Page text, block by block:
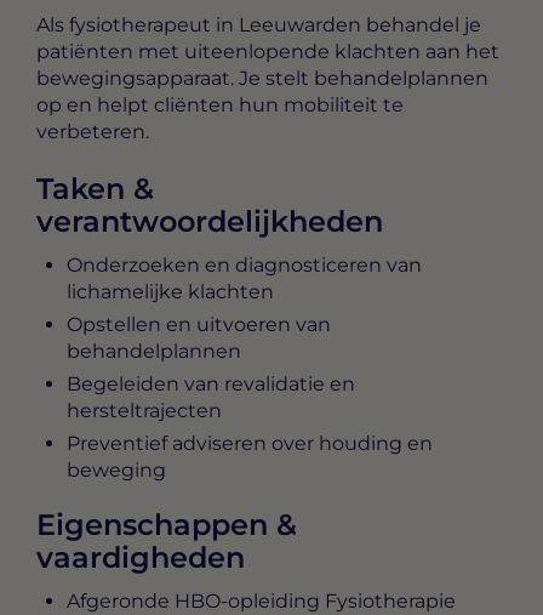
Als fysiotherapeut in Leeuwarden behandel je
patiënten met uiteenlopende klachten aan het
bewegingsapparaat. Je stelt behandelplannen
op en helpt cliënten hun mobiliteit te
verbeteren.
Taken &
verantwoordelijkheden
Onderzoeken en diagnosticeren van
lichamelijke klachten
Opstellen en uitvoeren van
behandelplannen
Begeleiden van revalidatie en
hersteltrajecten
Preventief adviseren over houding en
beweging
Eigenschappen &
vaardigheden
Afgeronde HBO-opleiding Fysiotherapie